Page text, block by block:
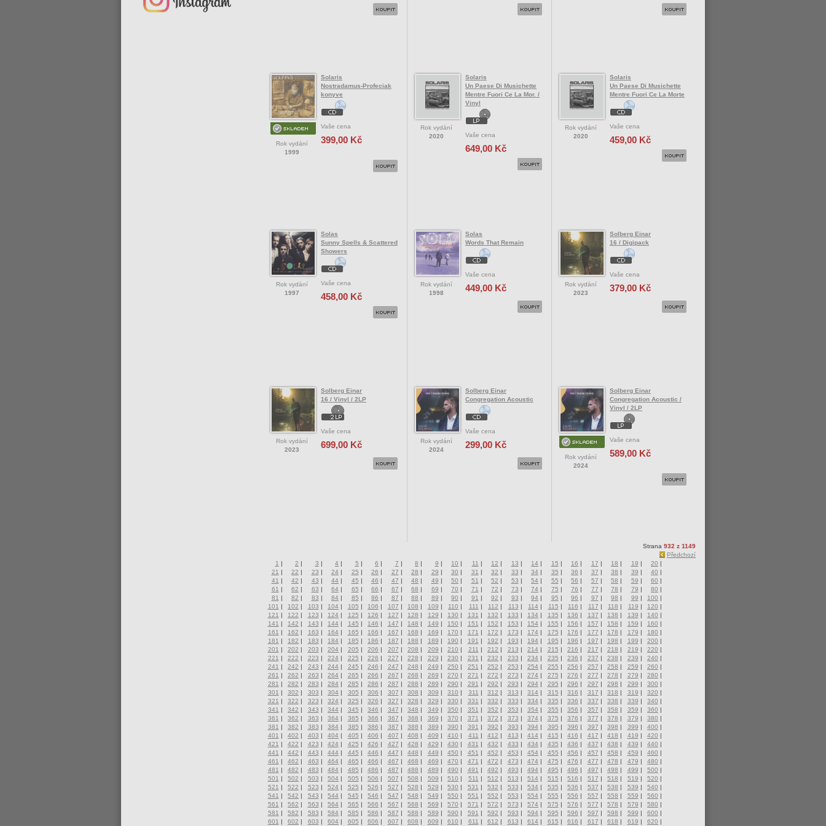
Rok vydání
1999
Solaris
Nostradamus-Profeciak
konyve
Vaše cena
399,00 Kč
Rok vydání
2020
Solaris
Un Paese Di Musichette
Mentre Fuori Ce La Mor. /
Vinyl
Vaše cena
649,00 Kč
Rok vydání
2020
Solaris
Un Paese Di Musichette
Mentre Fuori Ce La Morte
Vaše cena
459,00 Kč
Rok vydání
1997
Solas
Sunny Spells & Scattered
Showers
Vaše cena
458,00 Kč
Rok vydání
1998
Solas
Words That Remain
Vaše cena
449,00 Kč
Rok vydání
2023
Solberg Einar
16 / Digipack
Vaše cena
379,00 Kč
Rok vydání
2023
Solberg Einar
16 / Vinyl / 2LP
Vaše cena
699,00 Kč
Rok vydání
2024
Solberg Einar
Congregation Acoustic
Vaše cena
299,00 Kč
Rok vydání
2024
Solberg Einar
Congregation Acoustic /
Vinyl / 2LP
Vaše cena
589,00 Kč
Strana 932 z 1149
Předchozí
1 | 2 | 3 | 4 | 5 | 6 | 7 | 8 | 9 | 10 | 11 | 12 | 13 | 14 | 15 | 16 | 17 | 18 | 19 | 20 |
21 | 22 | 23 | 24 | 25 | 26 | 27 | 28 | 29 | 30 | 31 | 32 | 33 | 34 | 35 | 36 | 37 | 38 | 39 | 40 |
41 | 42 | 43 | 44 | 45 | 46 | 47 | 48 | 49 | 50 | 51 | 52 | 53 | 54 | 55 | 56 | 57 | 58 | 59 | 60 |
61 | 62 | 63 | 64 | 65 | 66 | 67 | 68 | 69 | 70 | 71 | 72 | 73 | 74 | 75 | 76 | 77 | 78 | 79 | 80 |
81 | 82 | 83 | 84 | 85 | 86 | 87 | 88 | 89 | 90 | 91 | 92 | 93 | 94 | 95 | 96 | 97 | 98 | 99 | 100 |
101 | 102 | 103 | 104 | 105 | 106 | 107 | 108 | 109 | 110 | 111 | 112 | 113 | 114 | 115 | 116 | 117 | 118 | 119 | 120 |
121 | 122 | 123 | 124 | 125 | 126 | 127 | 128 | 129 | 130 | 131 | 132 | 133 | 134 | 135 | 136 | 137 | 138 | 139 | 140 |
141 | 142 | 143 | 144 | 145 | 146 | 147 | 148 | 149 | 150 | 151 | 152 | 153 | 154 | 155 | 156 | 157 | 158 | 159 | 160 |
161 | 162 | 163 | 164 | 165 | 166 | 167 | 168 | 169 | 170 | 171 | 172 | 173 | 174 | 175 | 176 | 177 | 178 | 179 | 180 |
181 | 182 | 183 | 184 | 185 | 186 | 187 | 188 | 189 | 190 | 191 | 192 | 193 | 194 | 195 | 196 | 197 | 198 | 199 | 200 |
201 | 202 | 203 | 204 | 205 | 206 | 207 | 208 | 209 | 210 | 211 | 212 | 213 | 214 | 215 | 216 | 217 | 218 | 219 | 220 |
221 | 222 | 223 | 224 | 225 | 226 | 227 | 228 | 229 | 230 | 231 | 232 | 233 | 234 | 235 | 236 | 237 | 238 | 239 | 240 |
241 | 242 | 243 | 244 | 245 | 246 | 247 | 248 | 249 | 250 | 251 | 252 | 253 | 254 | 255 | 256 | 257 | 258 | 259 | 260 |
261 | 262 | 263 | 264 | 265 | 266 | 267 | 268 | 269 | 270 | 271 | 272 | 273 | 274 | 275 | 276 | 277 | 278 | 279 | 280 |
281 | 282 | 283 | 284 | 285 | 286 | 287 | 288 | 289 | 290 | 291 | 292 | 293 | 294 | 295 | 296 | 297 | 298 | 299 | 300 |
301 | 302 | 303 | 304 | 305 | 306 | 307 | 308 | 309 | 310 | 311 | 312 | 313 | 314 | 315 | 316 | 317 | 318 | 319 | 320 |
321 | 322 | 323 | 324 | 325 | 326 | 327 | 328 | 329 | 330 | 331 | 332 | 333 | 334 | 335 | 336 | 337 | 338 | 339 | 340 |
341 | 342 | 343 | 344 | 345 | 346 | 347 | 348 | 349 | 350 | 351 | 352 | 353 | 354 | 355 | 356 | 357 | 358 | 359 | 360 |
361 | 362 | 363 | 364 | 365 | 366 | 367 | 368 | 369 | 370 | 371 | 372 | 373 | 374 | 375 | 376 | 377 | 378 | 379 | 380 |
381 | 382 | 383 | 384 | 385 | 386 | 387 | 388 | 389 | 390 | 391 | 392 | 393 | 394 | 395 | 396 | 397 | 398 | 399 | 400 |
401 | 402 | 403 | 404 | 405 | 406 | 407 | 408 | 409 | 410 | 411 | 412 | 413 | 414 | 415 | 416 | 417 | 418 | 419 | 420 |
421 | 422 | 423 | 424 | 425 | 426 | 427 | 428 | 429 | 430 | 431 | 432 | 433 | 434 | 435 | 436 | 437 | 438 | 439 | 440 |
441 | 442 | 443 | 444 | 445 | 446 | 447 | 448 | 449 | 450 | 451 | 452 | 453 | 454 | 455 | 456 | 457 | 458 | 459 | 460 |
461 | 462 | 463 | 464 | 465 | 466 | 467 | 468 | 469 | 470 | 471 | 472 | 473 | 474 | 475 | 476 | 477 | 478 | 479 | 480 |
481 | 482 | 483 | 484 | 485 | 486 | 487 | 488 | 489 | 490 | 491 | 492 | 493 | 494 | 495 | 496 | 497 | 498 | 499 | 500 |
501 | 502 | 503 | 504 | 505 | 506 | 507 | 508 | 509 | 510 | 511 | 512 | 513 | 514 | 515 | 516 | 517 | 518 | 519 | 520 |
521 | 522 | 523 | 524 | 525 | 526 | 527 | 528 | 529 | 530 | 531 | 532 | 533 | 534 | 535 | 536 | 537 | 538 | 539 | 540 |
541 | 542 | 543 | 544 | 545 | 546 | 547 | 548 | 549 | 550 | 551 | 552 | 553 | 554 | 555 | 556 | 557 | 558 | 559 | 560 |
561 | 562 | 563 | 564 | 565 | 566 | 567 | 568 | 569 | 570 | 571 | 572 | 573 | 574 | 575 | 576 | 577 | 578 | 579 | 580 |
581 | 582 | 583 | 584 | 585 | 586 | 587 | 588 | 589 | 590 | 591 | 592 | 593 | 594 | 595 | 596 | 597 | 598 | 599 | 600 |
601 | 602 | 603 | 604 | 605 | 606 | 607 | 608 | 609 | 610 | 611 | 612 | 613 | 614 | 615 | 616 | 617 | 618 | 619 | 620 |